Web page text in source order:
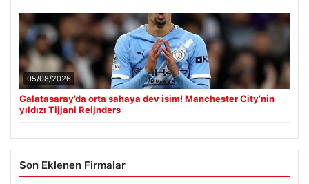
05/08/2026
Galatasaray’da orta sahaya dev isim! Manchester City’nin
yıldızı Tijjani Reijnders
Son Eklenen Firmalar